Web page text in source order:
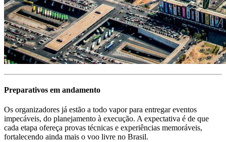
Preparativos em andamento
Os organizadores já estão a todo vapor para entregar eventos
impecáveis, do planejamento à execução. A expectativa é de que
cada etapa ofereça provas técnicas e experiências memoráveis,
fortalecendo ainda mais o voo livre no Brasil.